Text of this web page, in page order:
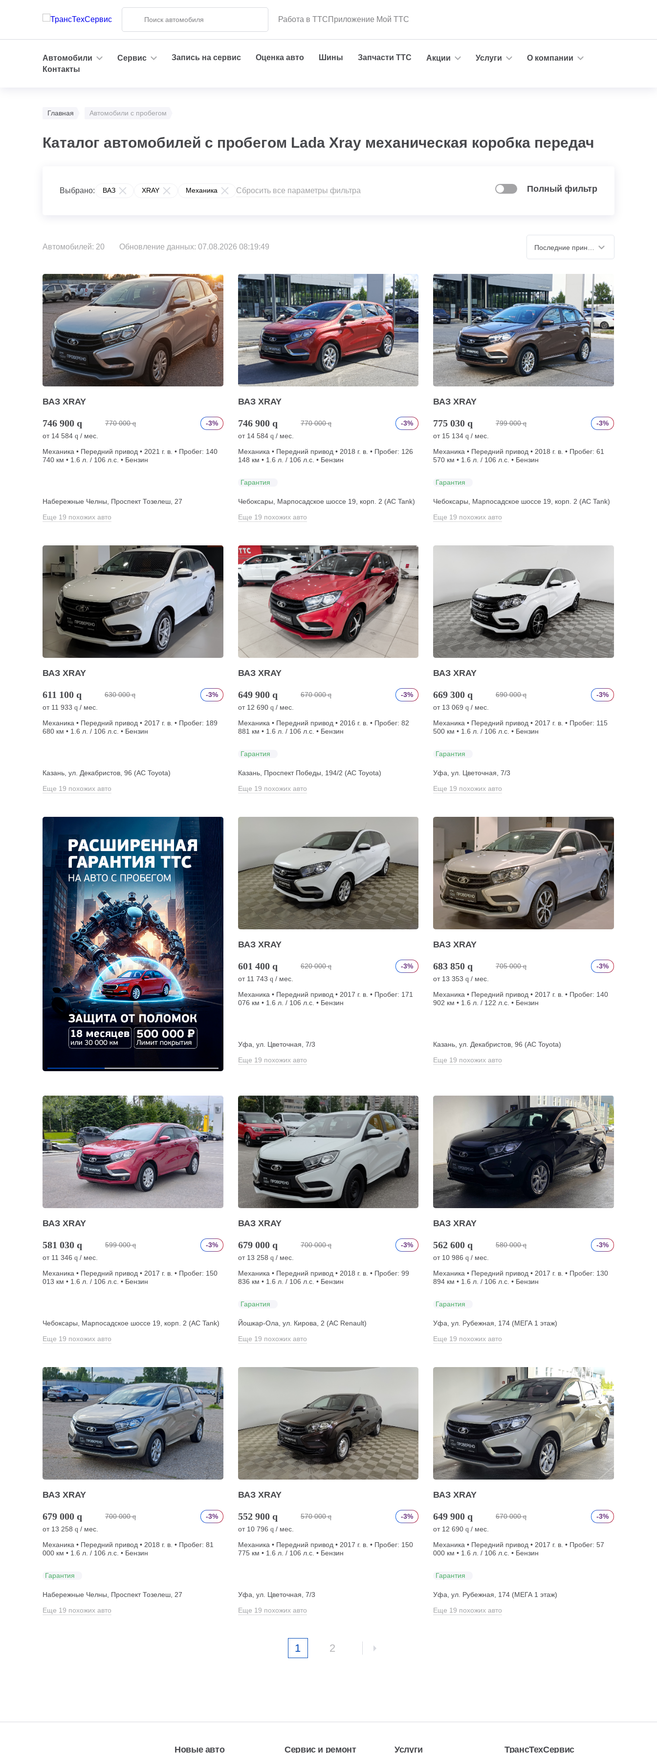
Работа в ТТСПриложение Мой ТТС
Автомобили Сервис Запись на сервис Оценка авто Шины Запчасти ТТС Акции Услуги
О компании
Контакты
Главная Автомобили с пробегом
Каталог автомобилей с пробегом Lada Xray механическая коробка передач
Выбрано: ВАЗ XRAY Механика Сбросить все параметры фильтра Полный фильтр
Автомобилей: 20 Обновление данных: 07.08.2026 08:19:49
ВАЗ XRAY
746 900 q 770 000 q
-3%
от 14 584 q / мес.
Механика • Передний привод • 2021 г. в. • Пробег: 140
740 км • 1.6 л. / 106 л.с. • Бензин
Набережные Челны, Проспект Тозелеш, 27
Еще 19 похожих авто
ВАЗ XRAY
746 900 q 770 000 q
-3%
от 14 584 q / мес.
Механика • Передний привод • 2018 г. в. • Пробег: 126
148 км • 1.6 л. / 106 л.с. • Бензин
Гарантия
Чебоксары, Марпосадское шоссе 19, корп. 2 (АС Tank)
Еще 19 похожих авто
ВАЗ XRAY
775 030 q 799 000 q
-3%
от 15 134 q / мес.
Механика • Передний привод • 2018 г. в. • Пробег: 61
570 км • 1.6 л. / 106 л.с. • Бензин
Гарантия
Чебоксары, Марпосадское шоссе 19, корп. 2 (АС Tank)
Еще 19 похожих авто
ВАЗ XRAY
611 100 q 630 000 q
-3%
от 11 933 q / мес.
Механика • Передний привод • 2017 г. в. • Пробег: 189
680 км • 1.6 л. / 106 л.с. • Бензин
Казань, ул. Декабристов, 96 (АС Toyota)
Еще 19 похожих авто
ВАЗ XRAY
649 900 q 670 000 q
-3%
от 12 690 q / мес.
Механика • Передний привод • 2016 г. в. • Пробег: 82
881 км • 1.6 л. / 106 л.с. • Бензин
Гарантия
Казань, Проспект Победы, 194/2 (АС Toyota)
Еще 19 похожих авто
ВАЗ XRAY
669 300 q 690 000 q
-3%
от 13 069 q / мес.
Механика • Передний привод • 2017 г. в. • Пробег: 115
500 км • 1.6 л. / 106 л.с. • Бензин
Гарантия
Уфа, ул. Цветочная, 7/3
Еще 19 похожих авто
ВАЗ XRAY
601 400 q 620 000 q
-3%
от 11 743 q / мес.
Механика • Передний привод • 2017 г. в. • Пробег: 171
076 км • 1.6 л. / 106 л.с. • Бензин
Уфа, ул. Цветочная, 7/3
Еще 19 похожих авто
ВАЗ XRAY
683 850 q 705 000 q
-3%
от 13 353 q / мес.
Механика • Передний привод • 2017 г. в. • Пробег: 140
902 км • 1.6 л. / 122 л.с. • Бензин
Казань, ул. Декабристов, 96 (АС Toyota)
Еще 19 похожих авто
ВАЗ XRAY
581 030 q 599 000 q
-3%
от 11 346 q / мес.
Механика • Передний привод • 2017 г. в. • Пробег: 150
013 км • 1.6 л. / 106 л.с. • Бензин
Чебоксары, Марпосадское шоссе 19, корп. 2 (АС Tank)
Еще 19 похожих авто
ВАЗ XRAY
679 000 q 700 000 q
-3%
от 13 258 q / мес.
Механика • Передний привод • 2018 г. в. • Пробег: 99
836 км • 1.6 л. / 106 л.с. • Бензин
Гарантия
Йошкар-Ола, ул. Кирова, 2 (АС Renault)
Еще 19 похожих авто
ВАЗ XRAY
562 600 q 580 000 q
-3%
от 10 986 q / мес.
Механика • Передний привод • 2017 г. в. • Пробег: 130
894 км • 1.6 л. / 106 л.с. • Бензин
Гарантия
Уфа, ул. Рубежная, 174 (МЕГА 1 этаж)
Еще 19 похожих авто
ВАЗ XRAY
679 000 q 700 000 q
-3%
от 13 258 q / мес.
Механика • Передний привод • 2018 г. в. • Пробег: 81
000 км • 1.6 л. / 106 л.с. • Бензин
Гарантия
Набережные Челны, Проспект Тозелеш, 27
Еще 19 похожих авто
ВАЗ XRAY
552 900 q 570 000 q
-3%
от 10 796 q / мес.
Механика • Передний привод • 2017 г. в. • Пробег: 150
775 км • 1.6 л. / 106 л.с. • Бензин
Уфа, ул. Цветочная, 7/3
Еще 19 похожих авто
ВАЗ XRAY
649 900 q 670 000 q
-3%
от 12 690 q / мес.
Механика • Передний привод • 2017 г. в. • Пробег: 57
000 км • 1.6 л. / 106 л.с. • Бензин
Гарантия
Уфа, ул. Рубежная, 174 (МЕГА 1 этаж)
Еще 19 похожих авто
1 2
Новые авто Сервис и ремонт Услуги ТрансТехСервис